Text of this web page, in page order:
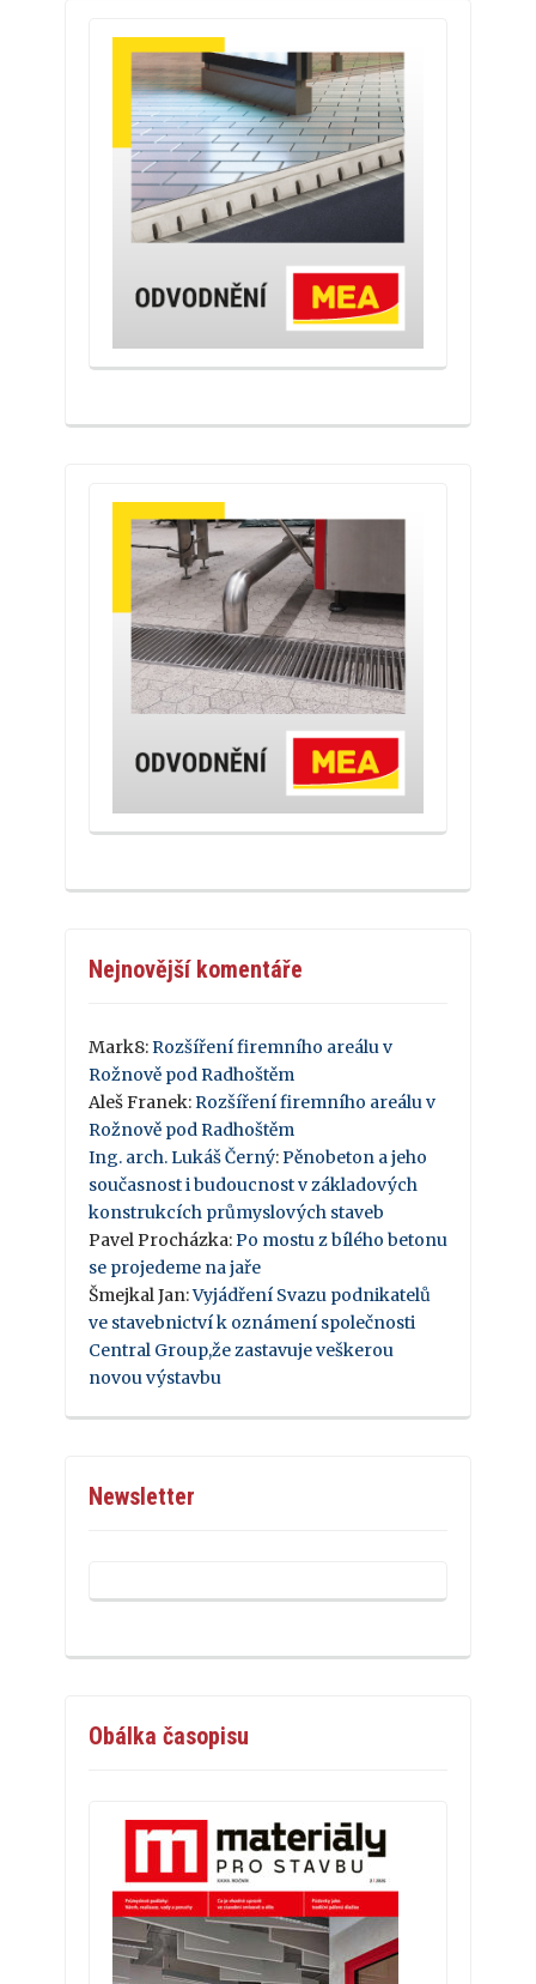
Nejnovější komentáře
Mark8:Rozšíření firemního areálu v
Rožnově pod Radhoštěm
Aleš Franek:Rozšíření firemního areálu v
Rožnově pod Radhoštěm
Ing. arch. Lukáš Černý:Pěnobeton a jeho
současnost i budoucnost v základových
konstrukcích průmyslových staveb
Pavel Procházka:Po mostu z bílého betonu
se projedeme na jaře
Šmejkal Jan:Vyjádření Svazu podnikatelů
ve stavebnictví k oznámení společnosti
Central Group,že zastavuje veškerou
novou výstavbu
Newsletter
Obálka časopisu